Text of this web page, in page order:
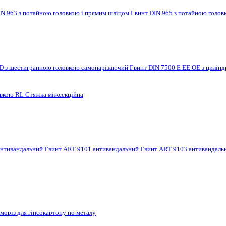
963 з потайною головкою і прямим шліцом Гвинт DIN 965 з потайною
з шестигранною головкою самонарізаючий Гвинт DIN 7500 E EE OE з
RL Стяжка міжсекційна
Гвинт ART 9101 антивандальний Гвинт ART 9103
для гіпсокартону по металу